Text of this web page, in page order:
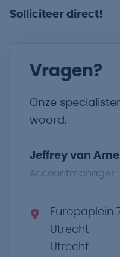
Solliciteer direct!
Vragen?
Onze
woord.
Jeffrey van
Accountmanager
Europaplein
Utrecht
Utrecht